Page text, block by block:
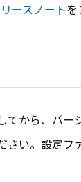
ースノートを
から、バー
い。設定フ